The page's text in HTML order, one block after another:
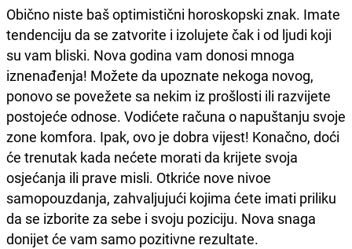
Obično niste baš optimistični horoskopski znak. Imate
tendenciju da se zatvorite i izolujete čak i od ljudi koji
su vam bliski. Nova godina vam donosi mnoga
iznenađenja! Možete da upoznate nekoga novog,
ponovo se povežete sa nekim iz prošlosti ili razvijete
postojeće odnose. Vodićete računa o napuštanju svoje
zone komfora. Ipak, ovo je dobra vijest! Konačno, doći
će trenutak kada nećete morati da krijete svoja
osjećanja ili prave misli. Otkriće nove nivoe
samopouzdanja, zahvaljujući kojima ćete imati priliku
da se izborite za sebe i svoju poziciju. Nova snaga
donijet će vam samo pozitivne rezultate.